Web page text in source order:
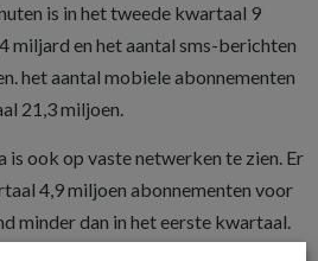
is in het tweede kwartaal 9
miljard en het aantal sms-berichten
het aantal mobiele abonnementen
21,3 miljoen.
is ook op vaste netwerken te zien. Er
4,9 miljoen abonnementen voor
minder dan in het eerste kwartaal.